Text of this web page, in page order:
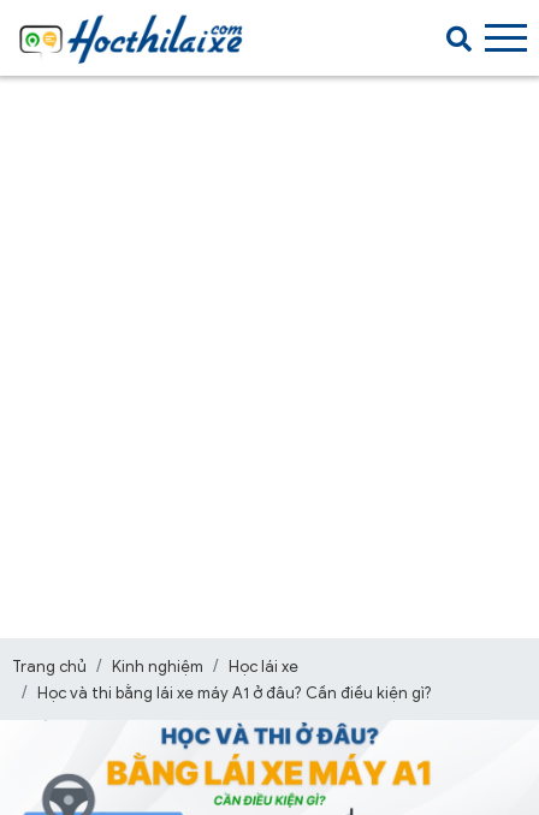
Trang chủ Kinh nghiệm
Học lái xe
Học và thi bằng lái xe máy A1 ở đâu? Cần điều kiện gì?